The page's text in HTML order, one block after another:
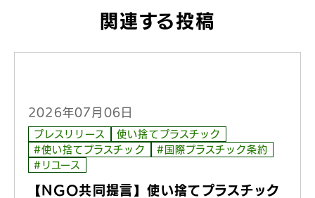
関連する投稿
2026年07月06日
プレスリリース
使い捨てプラスチック
#使い捨てプラスチック
#国際プラスチック条約
#リユース
【NGO共同提言】使い捨てプラスチック